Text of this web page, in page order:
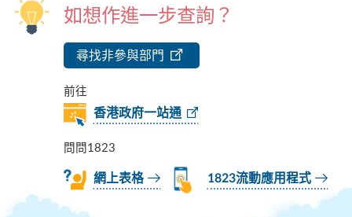
如想作進一步查詢？
尋找非參與部門
前往
香港政府一站通
問問1823
網上表格 1823流動應用程式